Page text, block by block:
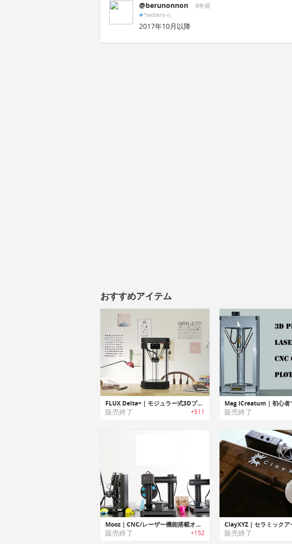
@berunonnon 9年前
Twitterから
2017年10月以降
おすすめアイテム
FLUX Delta+｜モジュラー式3Dプリンター
販売終了 +511 販売終了
Mooz｜CNC/レーザー機能搭載オールインワンの高精度３Dプリンター「ムーズ」
販売終了 +152 販売終了